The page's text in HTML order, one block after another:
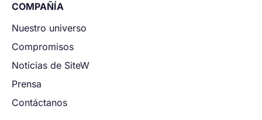
COMPAÑÍA
Nuestro universo
Compromisos
Noticias de SiteW
Prensa
Contáctanos